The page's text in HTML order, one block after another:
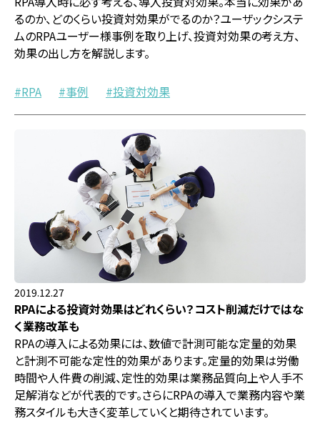
るのか、どのくらい投資対効果がでるのか？ユーザックシステ
ムのRPAユーザー様事例を取り上げ、投資対効果の考え方、
効果の出し方を解説します。
RPA 事例 投資対効果
2019.12.27
RPAによる投資対効果はどれくらい？コスト削減だけではな
く業務改革も
RPAの導入による効果には、数値で計測可能な定量的効果
と計測不可能な定性的効果があります。定量的効果は労働
時間や人件費の削減、定性的効果は業務品質向上や人手不
足解消などが代表的です。さらにRPAの導入で業務内容や業
務スタイルも大きく変革していくと期待されています。